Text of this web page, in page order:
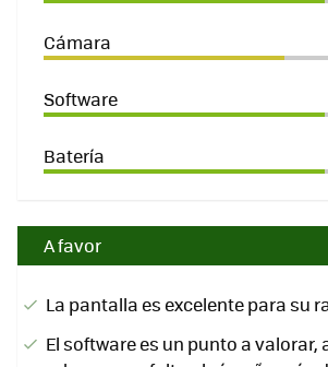
Cámara
Software
Batería
A favor
La pantalla es excelente para su
El software es un punto a valorar,